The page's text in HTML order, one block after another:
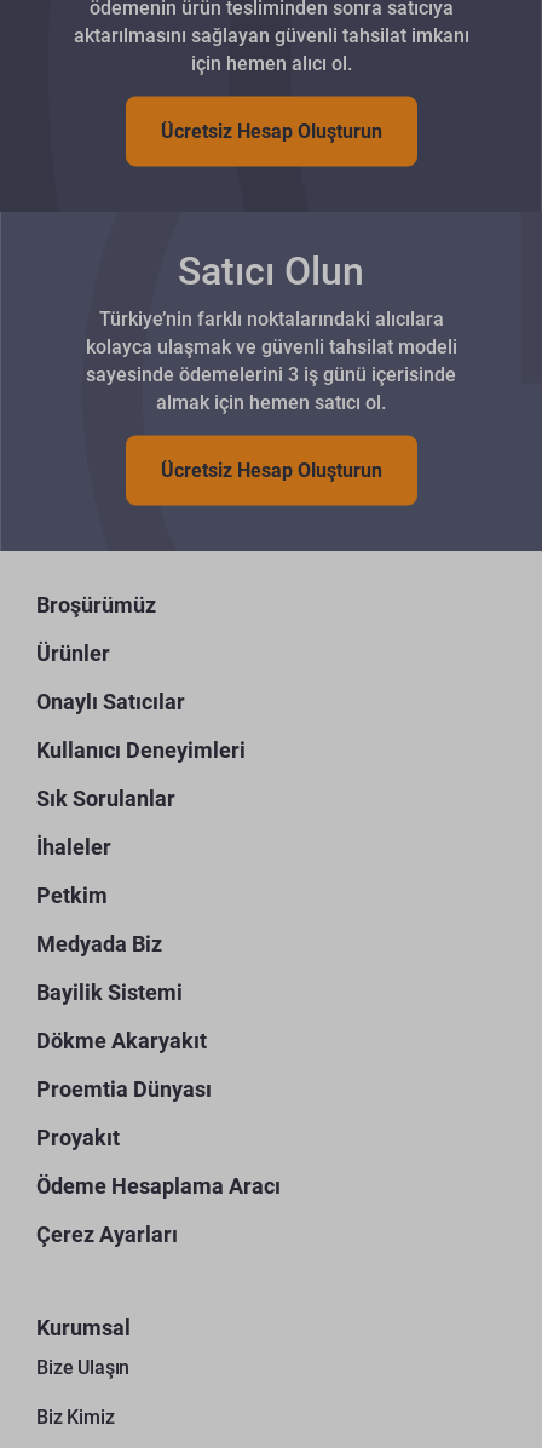
ödemenin ürün tesliminden sonra satıcıya
aktarılmasını sağlayan güvenli tahsilat imkanı
için hemen alıcı ol.
Ücretsiz Hesap Oluşturun
Satıcı Olun
Türkiye’nin farklı noktalarındaki alıcılara
kolayca ulaşmak ve güvenli tahsilat modeli
sayesinde ödemelerini 3 iş günü içerisinde
almak için hemen satıcı ol.
Ücretsiz Hesap Oluşturun
Broşürümüz
Ürünler
Onaylı Satıcılar
Kullanıcı Deneyimleri
Sık Sorulanlar
İhaleler
Petkim
Medyada Biz
Bayilik Sistemi
Dökme Akaryakıt
Proemtia Dünyası
Proyakıt
Ödeme Hesaplama Aracı
Çerez Ayarları
Kurumsal
Bize Ulaşın
Biz Kimiz